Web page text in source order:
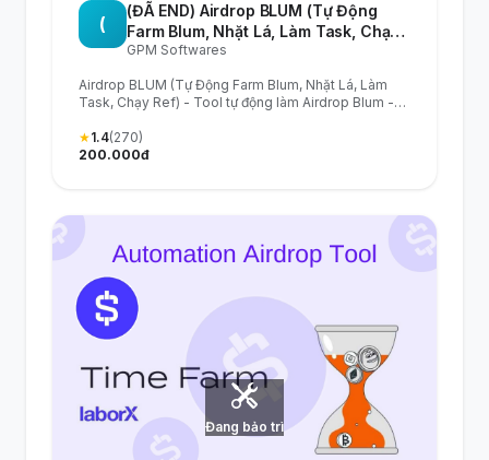
(
(ĐÃ END) Airdrop BLUM (Tự Động
Farm Blum, Nhặt Lá, Làm Task, Chạy
Ref) - Tool tự động làm Airdrop Blum
GPM Softwares
Airdrop BLUM (Tự Động Farm Blum, Nhặt Lá, Làm
Task, Chạy Ref) - Tool tự động làm Airdrop Blum -
★1.4(270)
200.000đ
Đang bảo trì